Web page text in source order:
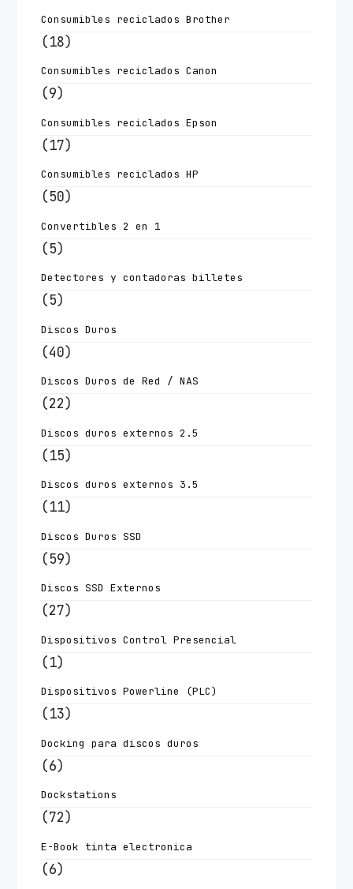
Consumibles reciclados Brother
(18)
Consumibles reciclados Canon
(9)
Consumibles reciclados Epson
(17)
Consumibles reciclados HP
(50)
Convertibles 2 en 1
(5)
Detectores y contadoras billetes
(5)
Discos Duros
(40)
Discos Duros de Red / NAS
(22)
Discos duros externos 2.5
(15)
Discos duros externos 3.5
(11)
Discos Duros SSD
(59)
Discos SSD Externos
(27)
Dispositivos Control Presencial
(1)
Dispositivos Powerline (PLC)
(13)
Docking para discos duros
(6)
Dockstations
(72)
E-Book tinta electronica
(6)